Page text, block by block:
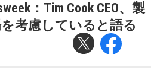
：Tim Cook CEO、製
考慮していると語る